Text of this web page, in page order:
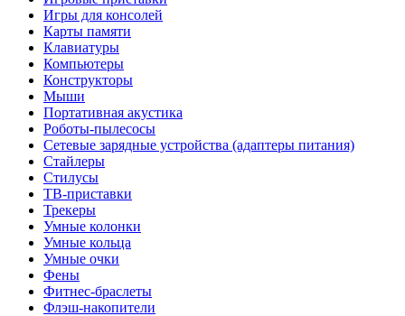
Игры для консолей
Карты памяти
Клавиатуры
Компьютеры
Конструкторы
Мыши
Портативная акустика
Роботы-пылесосы
Сетевые зарядные устройства (адаптеры питания)
Стайлеры
Стилусы
ТВ-приставки
Трекеры
Умные колонки
Умные кольца
Умные очки
Фены
Фитнес-браслеты
Флэш-накопители